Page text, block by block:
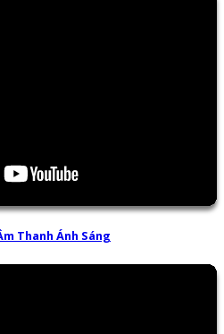
Thanh Ánh Sáng